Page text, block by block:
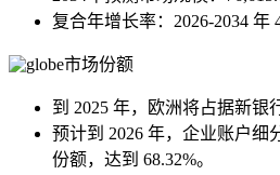
复合年增长率：2026-2034 年
市场份额
到 2025 年，欧洲将占据新银
预计到 2026 年，企业账户细
份额，达到 68.32%。